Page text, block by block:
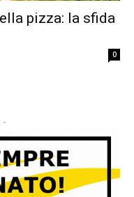
pizza: la sfida
0
-